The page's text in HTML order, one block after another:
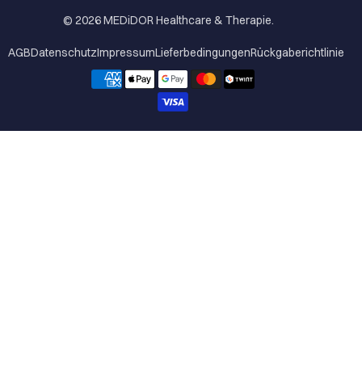
© 2026MEDiDOR Healthcare & Therapie.
AGBDatenschutzImpressumLieferbedingungenRückgaberichtlinie